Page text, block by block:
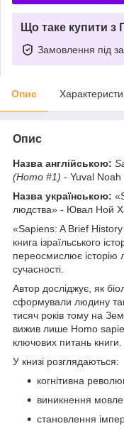
Що таке купити з
Замовлення під
Опис
Опис
Назва англійською:
(Homo #1) - Yuval Noah
Назва українською:
людства» - Ювал Ной
«Sapiens: A Brief
книга ізраїльського
переосмислює
сучасності.
Автор досліджує, як
сформували людину
тисяч років тому на
вижив лише Homo
ключових питань книги.
У книзі розглядаються:
когнітивна
виникнення
становлення